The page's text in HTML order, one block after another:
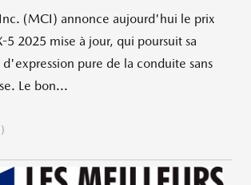
(MCI) annonce aujourd'hui le prix
5 2025 mise à jour, qui poursuit sa
pure de la conduite sans
Le bon...